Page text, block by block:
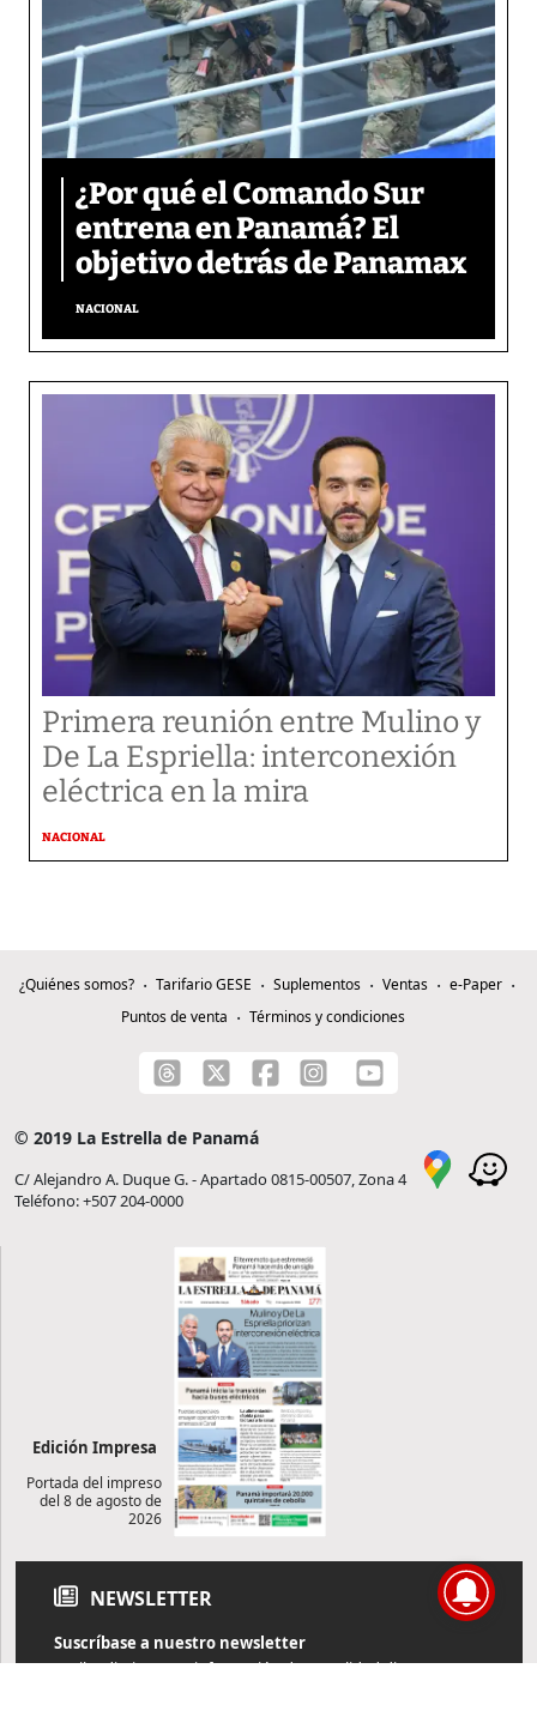
¿Por qué el Comando Sur
entrena en Panamá? El
objetivo detrás de Panamax
NACIONAL
Primera reunión entre Mulino y
De La Espriella: interconexión
eléctrica en la mira
NACIONAL
¿Quiénes somos? Tarifario GESE Suplementos Ventas
e-Paper
Puntos de venta
Términos y condiciones
© 2019 La Estrella de Panamá
C/ Alejandro A. Duque G. - Apartado 0815-00507, Zona 4
Teléfono: +507 204-0000
Edición Impresa
Portada del impreso
del 8 de agosto de
2026
NEWSLETTER
Suscríbase a nuestro newsletter
Reciba diariamente información de actualidad directamente en